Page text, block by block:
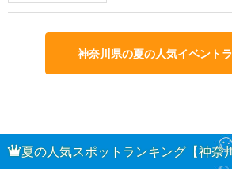
神奈川県の夏の人気イベント
夏の人気スポットランキング【神奈